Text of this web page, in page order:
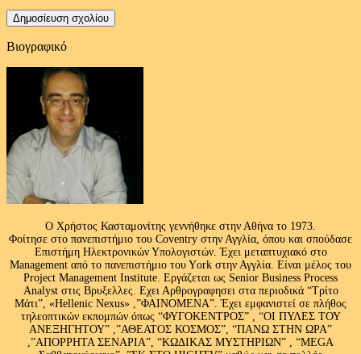
Βιογραφικό
Ο Χρήστος Κασταμονίτης γεννήθηκε στην Αθήνα το 1973.
Φοίτησε στο πανεπιστήμιο του Coventry στην Αγγλία, όπου και σπούδασε
Επιστήμη Ηλεκτρονικών Υπολογιστών. Έχει μεταπτυχιακό στο
Management από το πανεπιστήμιο του Υork στην Αγγλία. Είναι μέλος του
Project Management Institute. Εργάζεται ως Senior Business Process
Analyst στις Βρυξελλες. Εχει Αρθρογραφησει στα περιοδικά “Τρίτο
Μάτι”, «Hellenic Nexus» ,”ΦΑΙΝΟΜΕΝΑ”. Έχει εμφανιστεί σε πλήθος
τηλεοπτικών εκπομπών όπως “ΦΥΓΟΚΕΝΤΡΟΣ” , “ΟΙ ΠΥΛΕΣ ΤΟΥ
ΑΝΕΞΗΓΗΤΟΥ” ,”ΑΘΕΑΤΟΣ ΚΟΣΜΟΣ”, “ΠΑΝΩ ΣΤΗΝ ΩΡΑ”
,”ΑΠΟΡΡΗΤΑ ΣΕΝΑΡΙΑ”, “ΚΩΔΙΚΑΣ ΜΥΣΤΗΡΙΩΝ” , “MEGA